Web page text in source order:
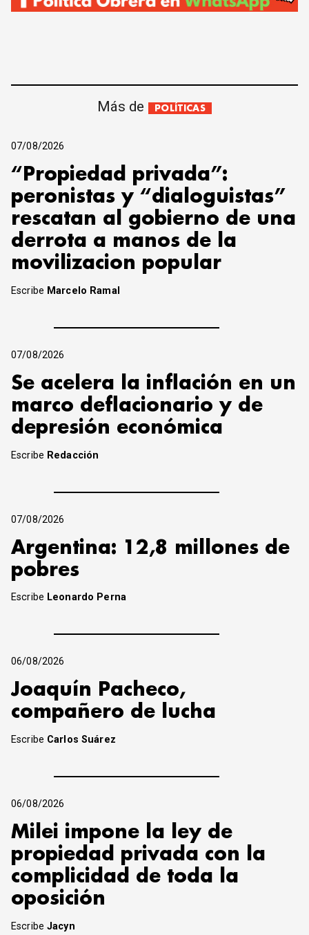
Más de POLÍTICAS
07/08/2026
“Propiedad privada”:
peronistas y “dialoguistas”
rescatan al gobierno de una
derrota a manos de la
movilizacion popular
Escribe Marcelo Ramal
07/08/2026
Se acelera la inflación en un
marco deflacionario y de
depresión económica
Escribe Redacción
07/08/2026
Argentina: 12,8 millones de
pobres
Escribe Leonardo Perna
06/08/2026
Joaquín Pacheco,
compañero de lucha
Escribe Carlos Suárez
06/08/2026
Milei impone la ley de
propiedad privada con la
complicidad de toda la
oposición
EscribeJacyn